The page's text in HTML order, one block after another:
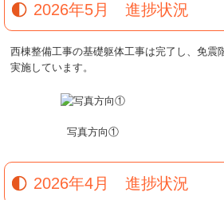
2026年5月 進捗状況
西棟整備工事の基礎躯体工事は完了し、免震
実施しています。
写真方向①
2026年4月 進捗状況